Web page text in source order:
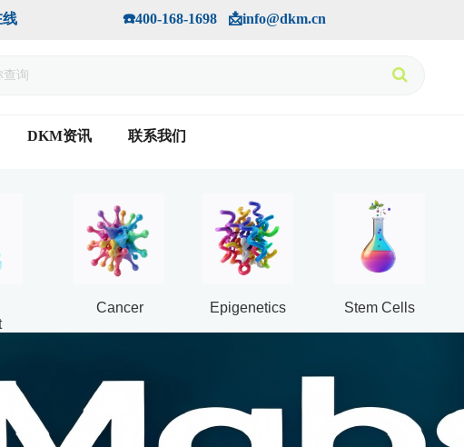
手机版
☎️400-168-1698   📩info@dkm.cn
DKM资讯 联系我们
Cancer Epigenetics Stem Cells